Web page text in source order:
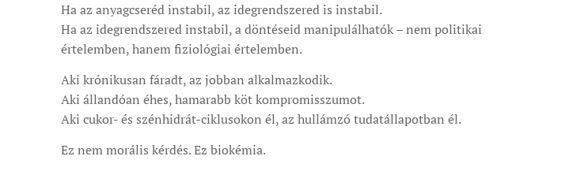
Ha az anyagcseréd instabil, az idegrendszered is instabil.
Ha az idegrendszered instabil, a döntéseid manipulálhatók – nem politikai
értelemben, hanem fiziológiai értelemben.
Aki krónikusan fáradt, az jobban alkalmazkodik.
Aki állandóan éhes, hamarabb köt kompromisszumot.
Aki cukor- és szénhidrát-ciklusokon él, az hullámzó tudatállapotban él.
Ez nem morális kérdés. Ez biokémia.